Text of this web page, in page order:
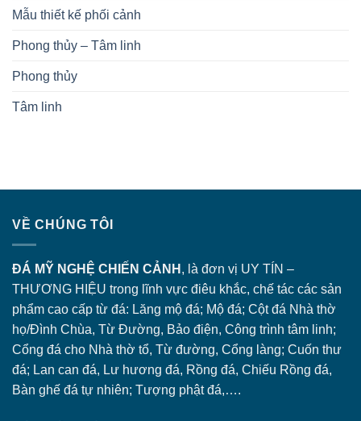
Mẫu thiết kế phối cảnh
Phong thủy – Tâm linh
Phong thủy
Tâm linh
VỀ CHÚNG TÔI
ĐÁ MỸ NGHỆ CHIẾN CẢNH , là đơn vị UY TÍN –
THƯƠNG HIỆU trong lĩnh vực điêu khắc, chế tác các sản
phẩm cao cấp từ đá: Lăng mộ đá; Mộ đá; Cột đá Nhà thờ
họ/Đình Chùa, Từ Đường, Bảo điện, Công trình tâm linh;
Cổng đá cho Nhà thờ tổ, Từ đường, Cổng làng; Cuốn thư
đá; Lan can đá, Lư hương đá, Rồng đá, Chiếu Rồng đá,
Bàn ghế đá tự nhiên; Tượng phật đá,….